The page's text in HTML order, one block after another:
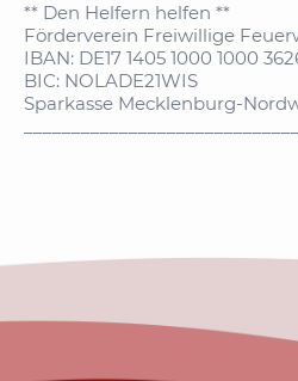
** Den Helfern helfen **
Förderverein Freiwillige
IBAN: DE17 1405 1000 1000
BIC: NOLADE21WIS
Sparkasse Mecklenburg-